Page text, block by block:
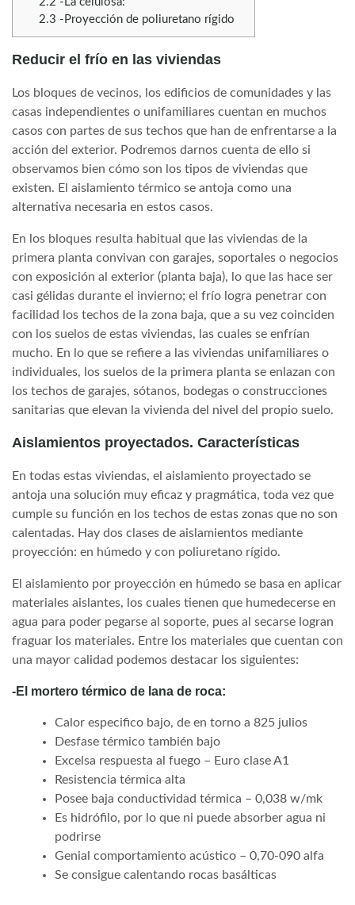
2.3 -Proyección de poliuretano rígido
Reducir el frío en las viviendas
Los bloques de vecinos, los edificios de comunidades y las
casas independientes o unifamiliares cuentan en muchos
casos con partes de sus techos que han de enfrentarse a la
acción del exterior. Podremos darnos cuenta de ello si
observamos bien cómo son los tipos de viviendas que
existen. El aislamiento térmico se antoja como una
alternativa necesaria en estos casos.
En los bloques resulta habitual que las viviendas de la
primera planta convivan con garajes, soportales o negocios
con exposición al exterior (planta baja), lo que las hace ser
casi gélidas durante el invierno; el frío logra penetrar con
facilidad los techos de la zona baja, que a su vez coinciden
con los suelos de estas viviendas, las cuales se enfrían
mucho. En lo que se refiere a las viviendas unifamiliares o
individuales, los suelos de la primera planta se enlazan con
los techos de garajes, sótanos, bodegas o construcciones
sanitarias que elevan la vivienda del nivel del propio suelo.
Aislamientos proyectados. Características
En todas estas viviendas, el aislamiento proyectado se
antoja una solución muy eficaz y pragmática, toda vez que
cumple su función en los techos de estas zonas que no son
calentadas. Hay dos clases de aislamientos mediante
proyección: en húmedo y con poliuretano rígido.
El aislamiento por proyección en húmedo se basa en aplicar
materiales aislantes, los cuales tienen que humedecerse en
agua para poder pegarse al soporte, pues al secarse logran
fraguar los materiales. Entre los materiales que cuentan con
una mayor calidad podemos destacar los siguientes:
-El mortero térmico de lana de roca:
Calor especifico bajo, de en torno a 825 julios
Desfase térmico también bajo
Excelsa respuesta al fuego – Euro clase A1
Resistencia térmica alta
Posee baja conductividad térmica – 0,038 w/mk
Es hidrófilo, por lo que ni puede absorber agua ni
podrirse
Genial comportamiento acústico – 0,70-090 alfa
Se consigue calentando rocas basálticas